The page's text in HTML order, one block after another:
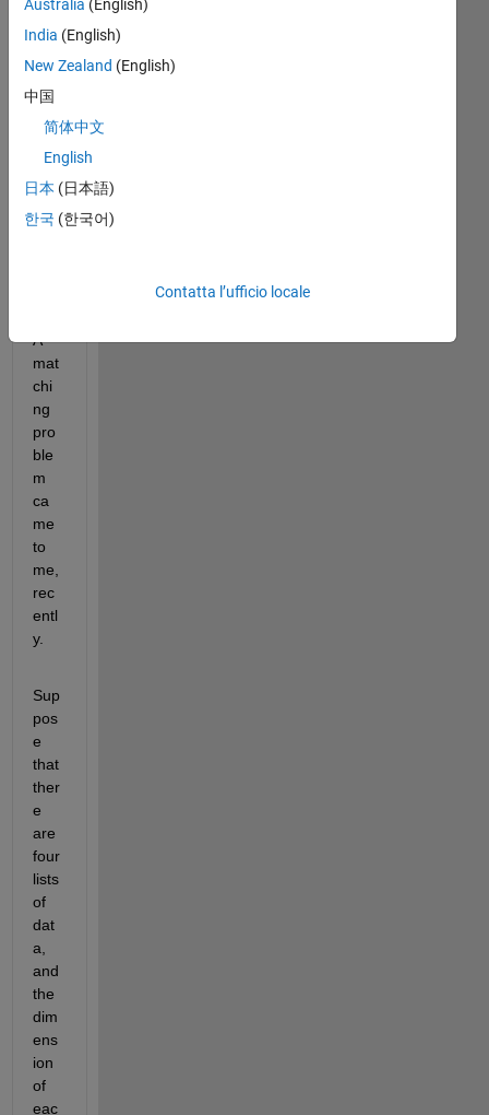
modificarla
o
per
A
mat
chi
ng
pro
ble
m
ca
me
to
me,
rec
entl
y.
Sup
pos
e
that
ther
e
are
four
lists
of
dat
a,
and
the
dim
ens
ion
of
eac
Australia (English)
India (English)
New Zealand (English)
中国
简体中文
English
日本 (日本語)
한국 (한국어)
Contatta l’ufficio locale